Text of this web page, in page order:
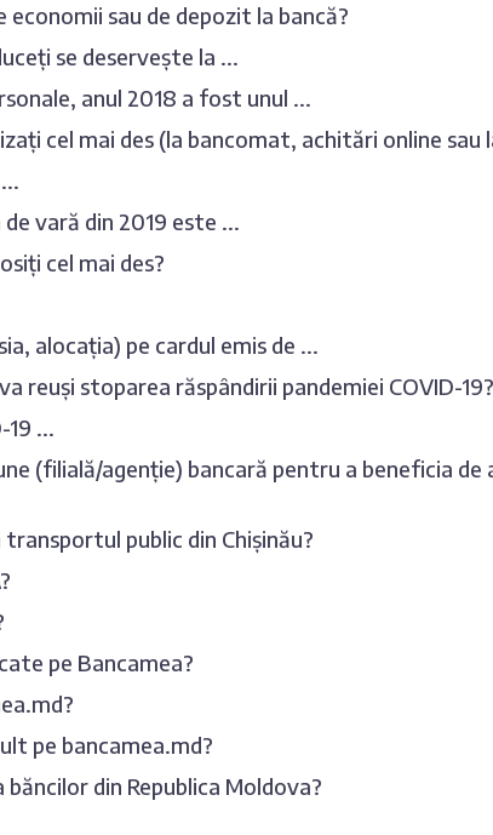
economii sau de depozit la bancă?
se deservește la ...
anul 2018 a fost unul ...
cel mai des (la bancomat, achitări online
vară din 2019 este ...
cel mai des?
alocația) pe cardul emis de ...
reuși stoparea răspândirii pandemiei COVID-19?
...
(filială/agenție) bancară pentru a beneficia de
public din Chișinău?
pe Bancamea?
pe bancamea.md?
din Republica Moldova?